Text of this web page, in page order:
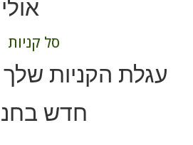
סל קניות
עגלת הקניות
חדש